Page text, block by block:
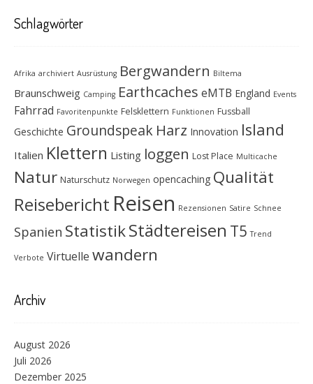
Schlagwörter
Afrika archiviert Ausrüstung Bergwandern Biltema
Braunschweig Camping Earthcaches eMTB England Events
Fahrrad Favoritenpunkte Felsklettern Funktionen Fussball
Geschichte Groundspeak Harz Innovation Island
Italien Klettern Listing loggen Lost Place Multicache
Natur Naturschutz Norwegen opencaching Qualität
Reisebericht Reisen Rezensionen Satire Schnee
Spanien StatistikStädtereisen T5 Trend
Verbote Virtuelle wandern
Archiv
August 2026
Juli 2026
Dezember 2025